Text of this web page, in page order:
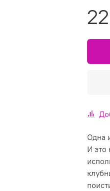
Одна
И это